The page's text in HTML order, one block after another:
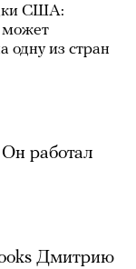
США:
может
одну из стран
работал
Дмитрию